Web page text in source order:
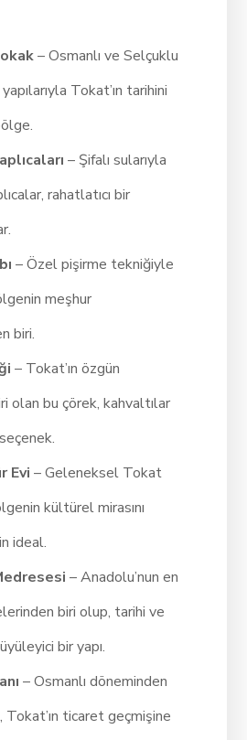
– Osmanlı ve Selçuklu
Tokat’ın tarihini
– Şifalı sularıyla
rahatlatıcı bir
– Özel pişirme tekniğiyle
meşhur
biri.
– Tokat’ın özgün
olan bu çörek, kahvaltılar
Evi – Geleneksel Tokat
kültürel mirasını
ideal.
– Anadolu’nun en
biri olup, tarihi ve
bir yapı.
– Osmanlı döneminden
Tokat’ın ticaret geçmişine